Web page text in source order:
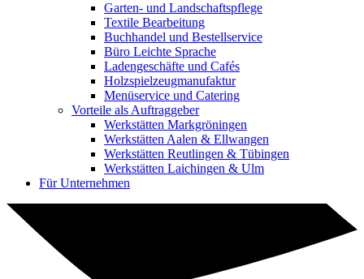
Garten- und Landschaftspflege
Textile Bearbeitung
Buchhandel und Bestellservice
Büro Leichte Sprache
Ladengeschäfte und Cafés
Holzspielzeugmanufaktur
Menüservice und Catering
Vorteile als Auftraggeber
Werkstätten Markgröningen
Werkstätten Aalen & Ellwangen
Werkstätten Reutlingen & Tübingen
Werkstätten Laichingen & Ulm
Für Unternehmen